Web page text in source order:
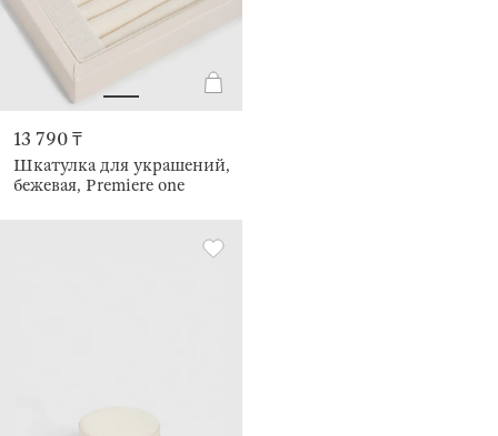
13 790 ₸
Шкатулка для украшений,
бежевая, Premiere one